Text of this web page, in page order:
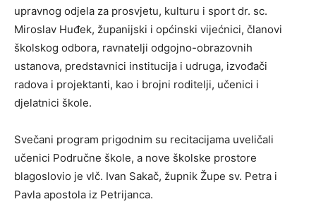
upravnog odjela za prosvjetu, kulturu i sport dr. sc.
Miroslav Huđek, županijski i općinski vijećnici, članovi
školskog odbora, ravnatelji odgojno-obrazovnih
ustanova, predstavnici institucija i udruga, izvođači
radova i projektanti, kao i brojni roditelji, učenici i
djelatnici škole.
Svečani program prigodnim su recitacijama uveličali
učenici Područne škole, a nove školske prostore
blagoslovio je vlč. Ivan Sakač, župnik Župe sv. Petra i
Pavla apostola iz Petrijanca.